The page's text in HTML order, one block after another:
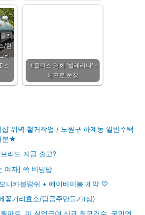
래
/현
리
스
넷플릭스 영화 '발레리나' -
체프로 옷장
위벽 철거작업 / 노원구 하계동 일반주택
분★
리드 지금 출고?
여자] 쓱 비빔밥
니카블랑쉬 + 에이바이봄 계약 ♡
꽃거리효소/담금주만들기(상)